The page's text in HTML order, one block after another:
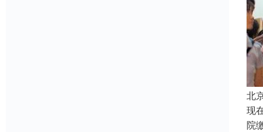
北
现
院